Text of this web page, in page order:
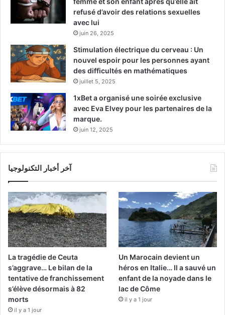
refusé d’avoir des relations sexuelles
avec lui
juin 26, 2025
Stimulation électrique du cerveau : Un
nouvel espoir pour les personnes ayant
des difficultés en mathématiques
juillet 5, 2025
1xBet a organisé une soirée exclusive
avec Eva Elvey pour les partenaires de la
marque.
juin 12, 2025
آخر أخبار التكنولوجيا
La tragédie de Ceuta
s’aggrave… Le bilan de la
tentative de franchissement
s’élève désormais à 82
morts
il y a 1 jour
Un Marocain devient un
héros en Italie… Il a sauvé un
enfant de la noyade dans le
lac de Côme
il y a 1 jour